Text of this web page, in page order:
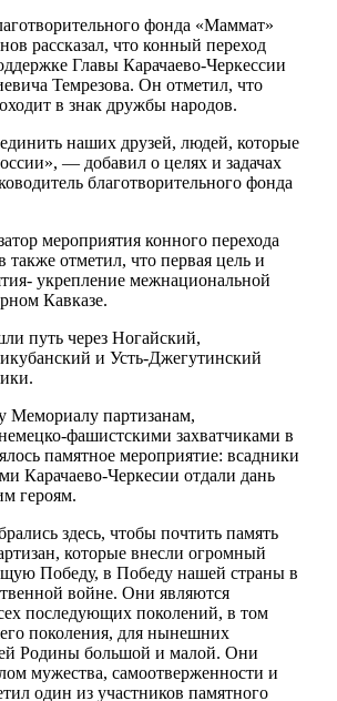
фонда «Маммат»
рассказал, что конный переход
Главы Карачаево-Черкессии
Темрезова. Он отметил, что
в знак дружбы народов.
наших друзей, людей, которые
— добавил о целях и задачах
благотворительного фонда
мероприятия конного перехода
также отметил, что первая цель и
укрепление межнациональной
Кавказе.
путь через Ногайский,
и Усть-Джегутинский
Мемориалу партизанам,
фашистскими захватчиками в
памятное мероприятие: всадники
Карачаево-Черкесии отдали дань
героям.
здесь, чтобы почтить память
которые внесли огромный
Победу, в Победу нашей страны в
войне. Они являются
последующих поколений, в том
поколения, для нынешних
Родины большой и малой. Они
мужества, самоотверженности и
один из участников памятного